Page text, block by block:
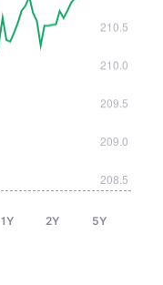
1Y 2Y 5Y